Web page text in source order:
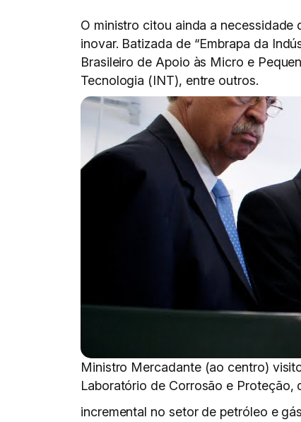
O ministro citou ainda a necessidade
inovar. Batizada de “Embrapa da
Brasileiro de Apoio às Micro e
Tecnologia (INT), entre outros.
Ministro Mercadante (ao centro)
Laboratório de Corrosão e Proteção,
incremental no setor de petróleo e